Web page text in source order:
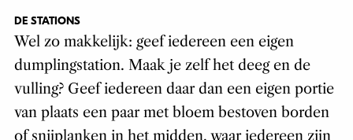
DE STATIONS
Wel zo makkelijk: geef iedereen een eigen
dumplingstation. Maak je zelf het deeg en de
vulling? Geef iedereen daar dan een eigen portie
van plaats een paar met bloem bestoven borden
of snijplanken in het midden, waar iedereen zijn